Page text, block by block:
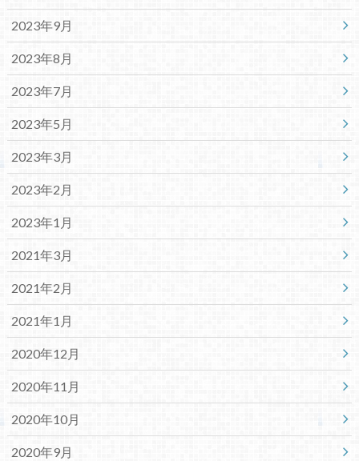
2023年9月
2023年8月
2023年7月
2023年5月
2023年3月
2023年2月
2023年1月
2021年3月
2021年2月
2021年1月
2020年12月
2020年11月
2020年10月
2020年9月